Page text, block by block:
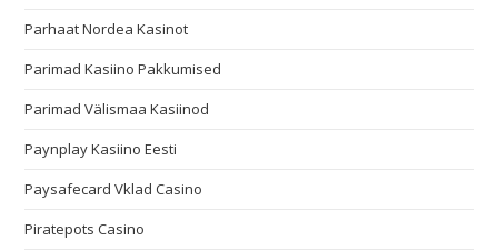
Parhaat Nordea Kasinot
Parimad Kasiino Pakkumised
Parimad Välismaa Kasiinod
Paynplay Kasiino Eesti
Paysafecard Vklad Casino
Piratepots Casino